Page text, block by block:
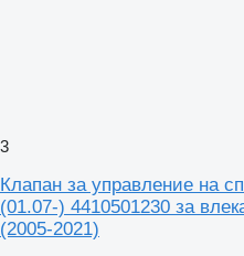
3
Клапан за управление на
(01.07-) 4410501230 за
(2005-2021)